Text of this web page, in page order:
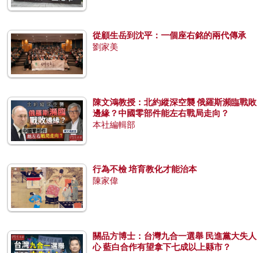
從顧生岳到沈平：一個座右銘的兩代傳承
劉家美
陳文鴻教授：北約縱深空襲 俄羅斯瀕臨戰敗
邊緣？中國零部件能左右戰局走向？
本社編輯部
行為不檢 培育教化才能治本
陳家偉
關品方博士：台灣九合一選舉 民進黨大失人
心 藍白合作有望拿下七成以上縣市？